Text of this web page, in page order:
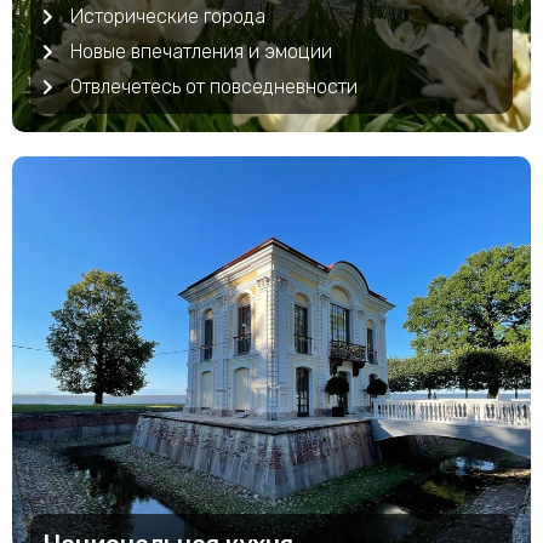
Исторические города
Новые впечатления и эмоции
Отвлечетесь от повседневности